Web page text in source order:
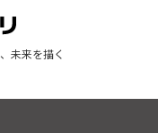
未来を描く